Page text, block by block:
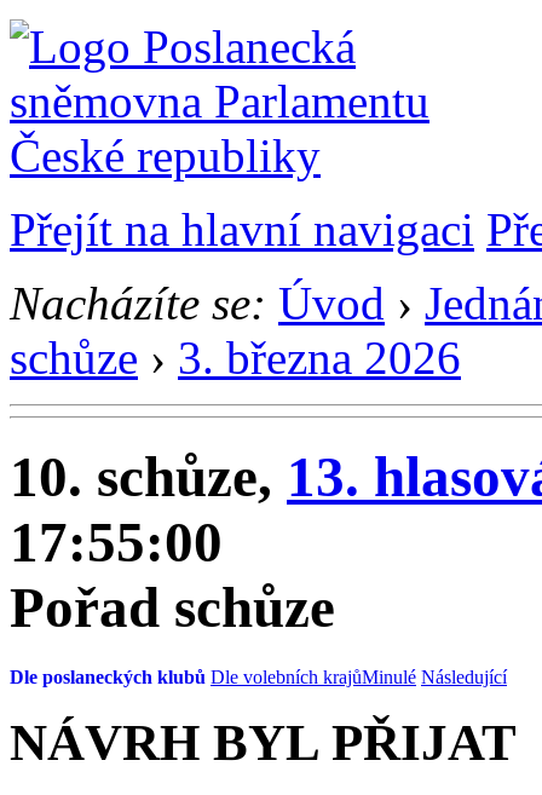
Přejít na hlavní navigaci
Nacházíte se: Úvod ›
schůze › 3. března 2026
10. schůze, 13.
17:55:00
Pořad schůze
Dle poslaneckých klubů Dle volebních krajůMinulé Následující
NÁVRH BYL PŘIJAT